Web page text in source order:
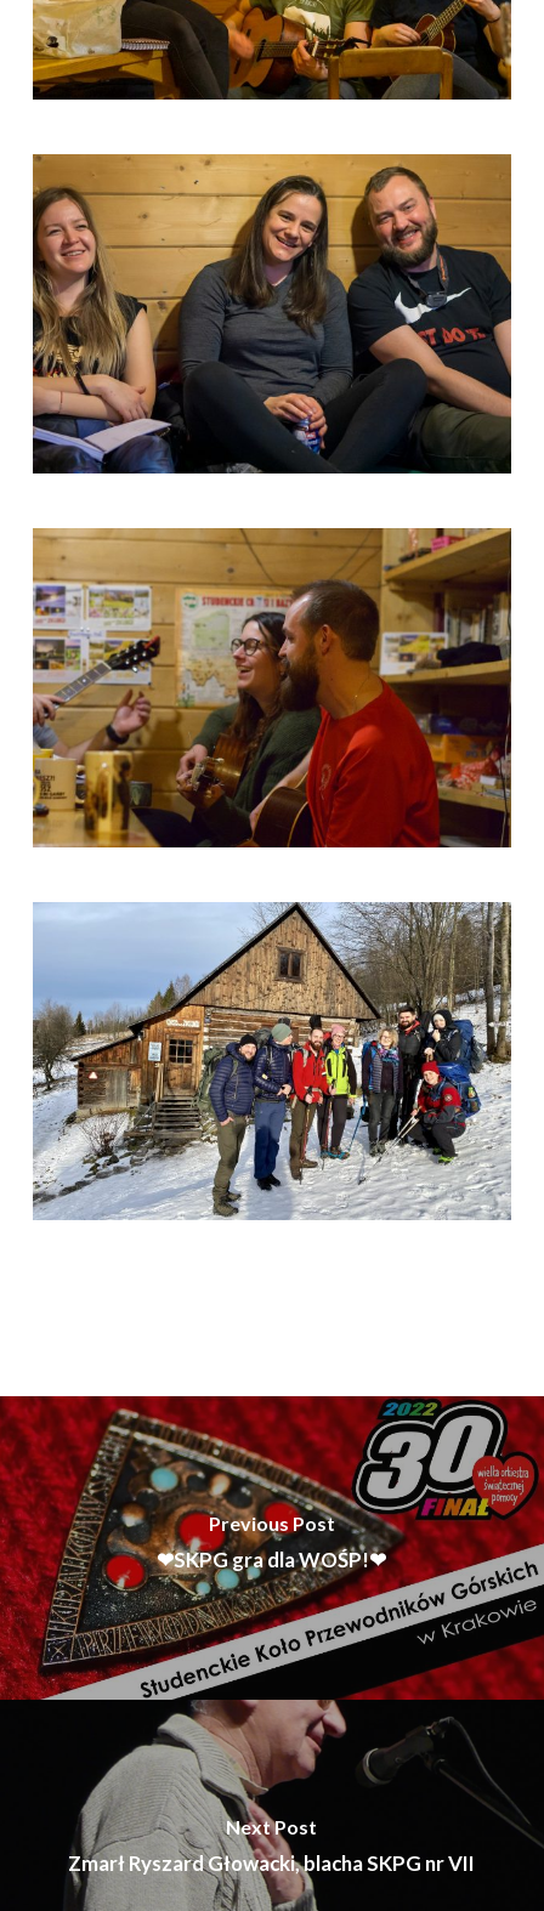
Previous Post
❤SKPG gra dla WOŚP!❤
Next Post
Zmarł Ryszard Głowacki, blacha SKPG nr VII